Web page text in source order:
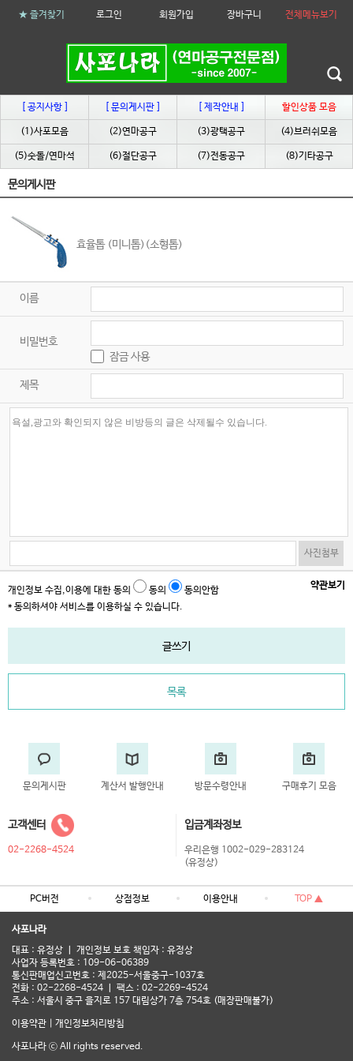
★ 즐겨찾기 로그인 회원가입 장바구니 전체메뉴보기
[ 공지사항 ] [ 문의게시판 ] [ 제작안내 ] 할인상품 모음
(1)사포모음 (2)연마공구 (3)광택공구 (4)브러쉬모음
(5)숫돌/연마석 (6)절단공구 (7)전동공구 (8)기타공구
문의게시판
효율톱 (미니톱)(소형톱)
이름
비밀번호
잠금 사용
제목
사진첨부
개인정보 수집,이용에 대한 동의 동의 동의안함
약관보기
* 동의하셔야 서비스를 이용하실 수 있습니다.
글쓰기
목록
문의게시판 계산서 발행안내 방문수령안내 구매후기 모음
고객센터
02-2268-4524
입금계좌정보
우리은행 1002-029-283124
(유정상)
PC버전 상점정보 이용안내 TOP ▲
사포나라
대표 : 유정상 ㅣ 개인정보 보호 책임자 : 유정상
사업자 등록번호 : 109-06-06389
통신판매업신고번호 : 제2025-서울중구-1037호
전화 : 02-2268-4524 ㅣ 팩스 : 02-2269-4524
주소 : 서울시 중구 을지로 157 대림상가 7층 754호 (매장판매불가)
이용약관 개인정보처리방침
사포나라 ⓒ All rights reserved.